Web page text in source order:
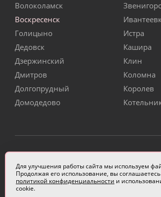
Волоколамск
Воскресенск
Голицыно
Дедовск
Дзержинский
Дмитров
Долгопрудный
Домодедово
Истра
Кашира
Клин
Коломна
Королев
ИП Чулкова Анастасия
Для улучшения работы сайта мы используем
Продолжая его использование, вы
политикой конфиденциальности и
cookie.